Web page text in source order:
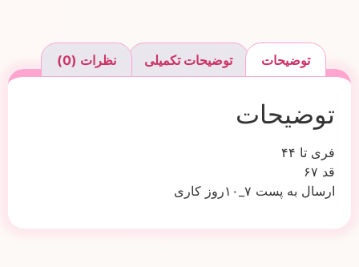
توضیحات توضیحات تکمیلی نظرات (0)
توضیحات
فری تا ۴۴
قد ۶۷
ارسال به پست ۷_۱۰روز کاری